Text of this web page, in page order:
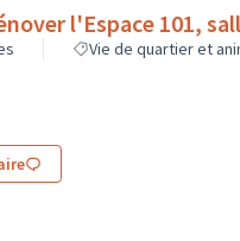
l'Espace 101,
Vie de quartier et